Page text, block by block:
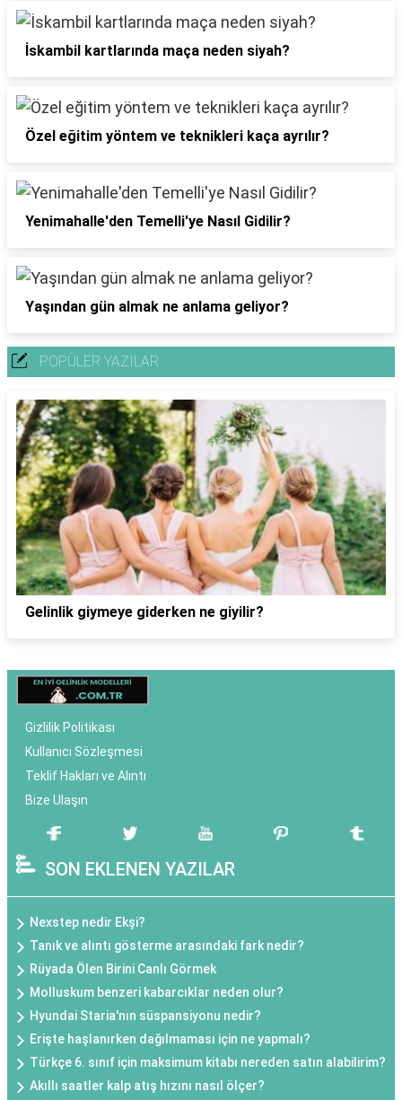
İskambil kartlarında maça neden siyah?
Özel eğitim yöntem ve teknikleri kaça ayrılır?
Yenimahalle'den Temelli'ye Nasıl Gidilir?
Yaşından gün almak ne anlama geliyor?
POPÜLER YAZILAR
Gelinlik giymeye giderken ne giyilir?
Gizlilik Politikası
Kullanıcı Sözleşmesi
Teklif Hakları ve Alıntı
Bize Ulaşın
SON EKLENEN YAZILAR
Nexstep nedir Ekşi?
Tanık ve alıntı gösterme arasındaki fark nedir?
Rüyada Ölen Birini Canlı Görmek
Molluskum benzeri kabarcıklar neden olur?
Hyundai Staria'nın süspansiyonu nedir?
Erişte haşlanırken dağılmaması için ne yapmalı?
Türkçe 6. sınıf için maksimum kitabı nereden satın alabilirim?
Akıllı saatler kalp atış hızını nasıl ölçer?